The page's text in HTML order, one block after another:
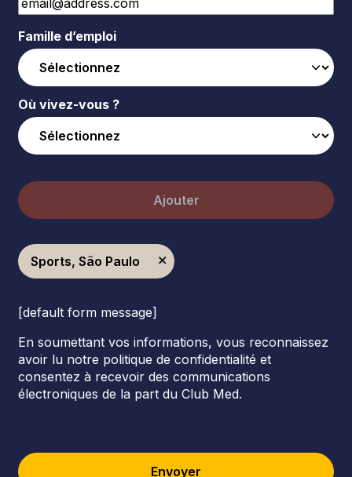
Famille d’emploi
Où vivez-vous ?
Ajouter
Sports, São Paulo
[default form message]
En soumettant vos informations, vous reconnaissez
avoir lu notre politique de confidentialité et
consentez à recevoir des communications
électroniques de la part du Club Med.
Envoyer